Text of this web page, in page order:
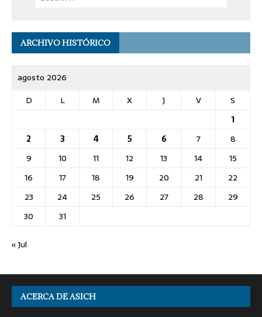
ARCHIVO HISTÓRICO
agosto 2026
D
L M X J V
S
1
2
3 4 5 6 7
8
9
10 11 12 13 14
15
16
17 18 19 20 21
22
23
24 25 26 27 28
29
30
31
« Jul
ACERCA DE ASICH